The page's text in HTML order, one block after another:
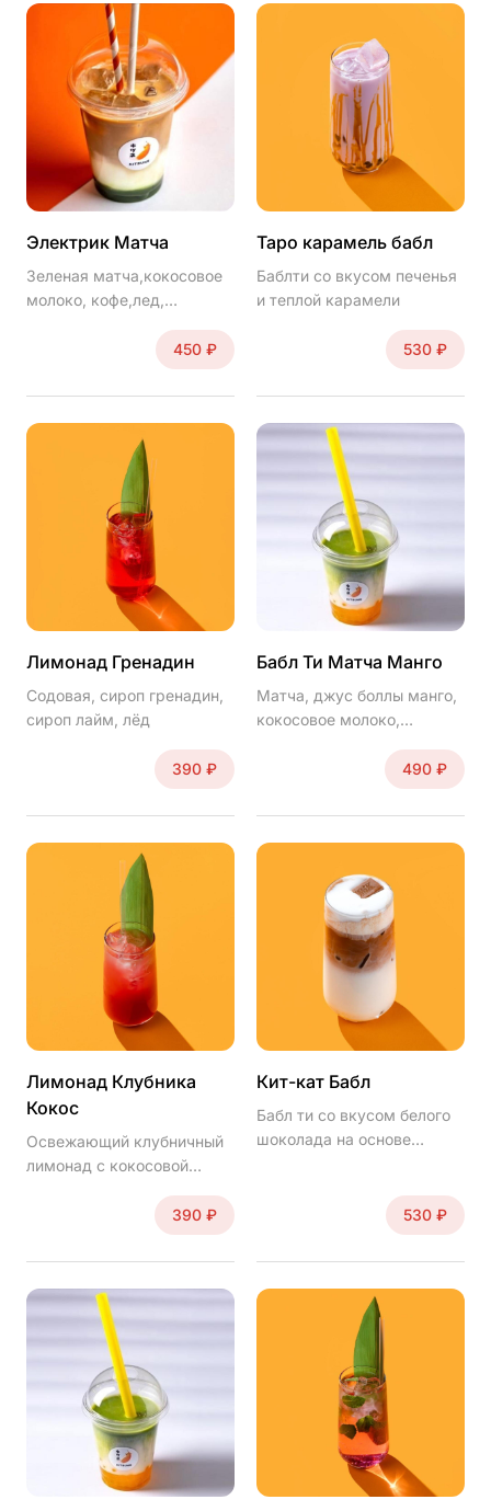
Электрик Матча
Зеленая матча,кокосовое
молоко, кофе,лед,
450 ₽
Таро карамель бабл
Баблти со вкусом печенья
и теплой карамели
530 ₽
Лимонад Гренадин
Содовая, сироп гренадин,
сироп лайм, лёд
390 ₽
Бабл Ти Матча Манго
Матча, джус боллы манго,
кокосовое молоко,
490 ₽
Лимонад Клубника
Кокос
Освежающий клубничный
лимонад с кокосовой
390 ₽
Кит-кат Бабл
Бабл ти со вкусом белого
шоколада на основе
530 ₽